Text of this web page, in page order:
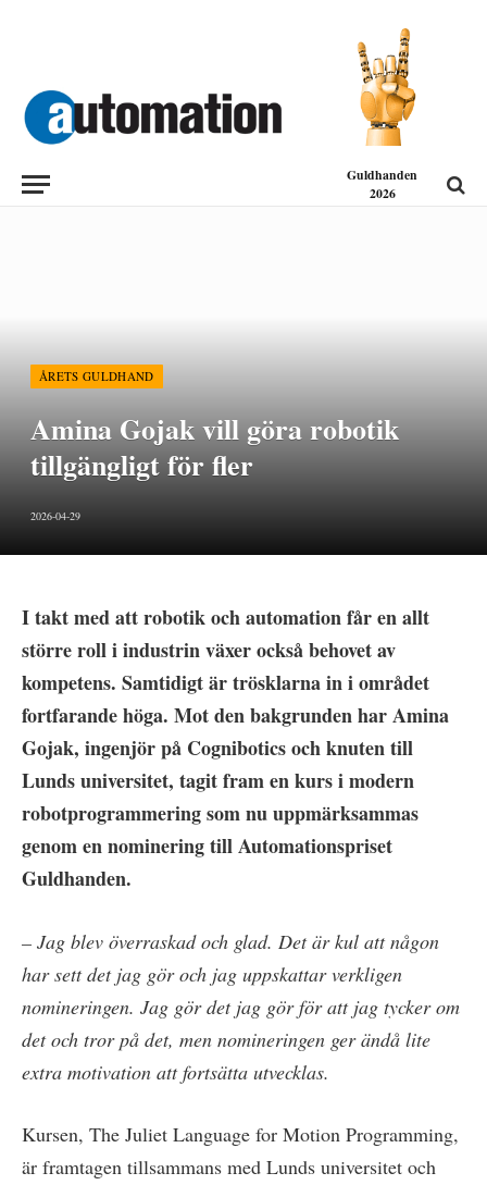
Guldhanden
2026
ÅRETS GULDHAND
Amina Gojak vill göra robotik
tillgängligt för fler
2026-04-29
I takt med att robotik och automation får en allt
större roll i industrin växer också behovet av
kompetens. Samtidigt är trösklarna in i området
fortfarande höga. Mot den bakgrunden har Amina
Gojak, ingenjör på Cognibotics och knuten till
Lunds universitet, tagit fram en kurs i modern
robotprogrammering som nu uppmärksammas
genom en nominering till Automationspriset
Guldhanden.
– Jag blev överraskad och glad. Det är kul att någon
har sett det jag gör och jag uppskattar verkligen
nomineringen. Jag gör det jag gör för att jag tycker om
det och tror på det, men nomineringen ger ändå lite
extra motivation att fortsätta utvecklas.
Kursen, The Juliet Language for Motion Programming,
är framtagen tillsammans med Lunds universitet och